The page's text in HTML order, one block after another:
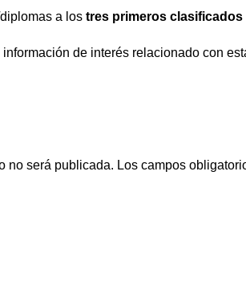
a los tres primeros clasificados
de interés relacionado con
no será publicada. Los campos